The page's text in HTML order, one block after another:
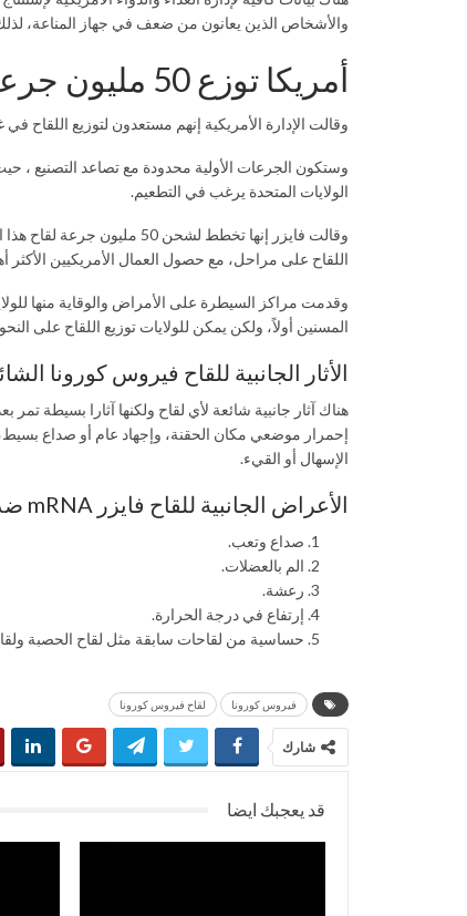
والأشخاص الذين يعانون من ضعف في جهاز المناعة،
أمريكا توزع 50 مليون جرعة من لقاح فايزر في 24 ساعة
وقالت الإدارة الأمريكية إنهم مستعدون لتوزيع اللقاح في غضون 24 ساعة من تصريح هئية الغذاء
وستكون الجرعات الأولية محدودة مع تصاعد التصنيع
الولايات المتحدة يرغب في التطعيم.
اللقاح على مراحل، مع حصول العمال الأمريكيين
وقدمت مراكز السيطرة على الأمراض والوقاية منها
المسنين أولاً، ولكن يمكن للولايات توزيع اللقاح على
الأثار الجانبية للقاح فيروس كورونا
هناك آثار جانبية شائعة لأي لقاح ولكنها آثارا بسيطة
إحمرار موضعي مكان الحقنة، وإجهاد عام أو صداع
الإسهال أو القيء.
الأعراض الجانبية للقاح فايزر mRNA ضد فيروس كورونا التي قد تحدث:
صداع وتعب.
الم بالعضلات.
رعشة.
إرتفاع في درجة الحرارة.
حساسية من لقاحات سابقة مثل لقاح الحصبة
فيروس كورونا لقاح فيروس كورونا
شارك
قد يعجبك ايضا